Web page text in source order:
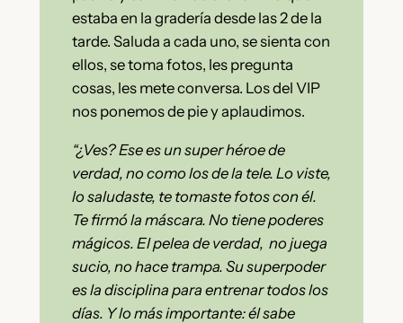
estaba en la gradería desde las 2 de la
tarde. Saluda a cada uno, se sienta con
ellos, se toma fotos, les pregunta
cosas, les mete conversa. Los del VIP
nos ponemos de pie y aplaudimos.
“¿Ves? Ese es un super héroe de
verdad, no como los de la tele. Lo viste,
lo saludaste, te tomaste fotos con él.
Te firmó la máscara. No tiene poderes
mágicos. El pelea de verdad, no juega
sucio, no hace trampa. Su superpoder
es la disciplina para entrenar todos los
días. Y lo más importante: él sabe